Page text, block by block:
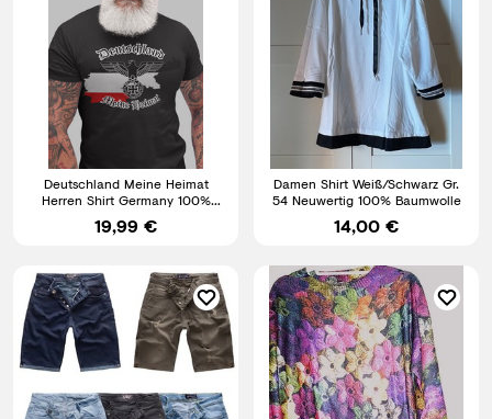
Deutschland Meine Heimat
Herren Shirt Germany 100%
Baumwolle bis 5XL
19,99 €
Damen Shirt Weiß/Schwarz Gr.
54 Neuwertig 100% Baumwolle
14,00 €